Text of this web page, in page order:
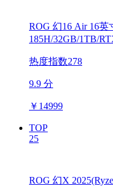
ROG 幻16 Air 16英
185H/32GB/1TB/
热度指数278
9.9 分
￥ 14999
TOP
25
ROG 幻X